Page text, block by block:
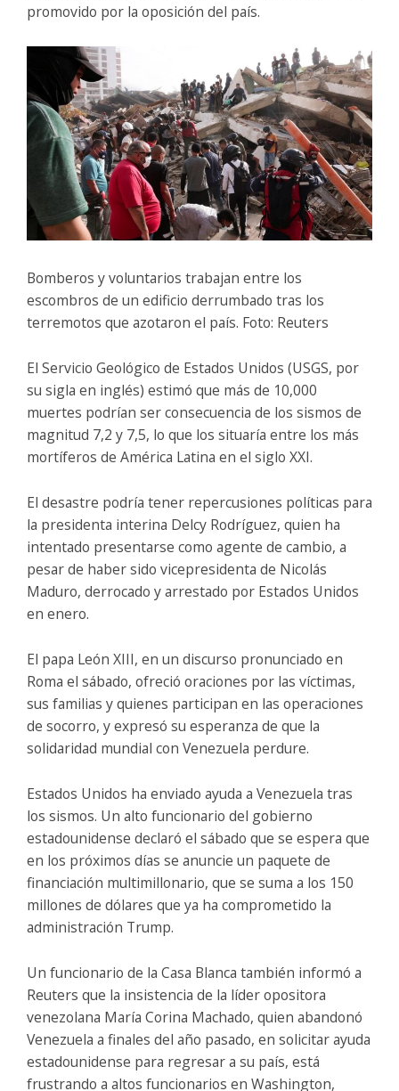
promovido por la oposición del país.
Bomberos y voluntarios trabajan entre los
escombros de un edificio derrumbado tras los
terremotos que azotaron el país. Foto: Reuters
El Servicio Geológico de Estados Unidos (USGS, por
su sigla en inglés) estimó que más de 10,000
muertes podrían ser consecuencia de los sismos de
magnitud 7,2 y 7,5, lo que los situaría entre los más
mortíferos de América Latina en el siglo XXI.
El desastre podría tener repercusiones políticas para
la presidenta interina Delcy Rodríguez, quien ha
intentado presentarse como agente de cambio, a
pesar de haber sido vicepresidenta de Nicolás
Maduro, derrocado y arrestado por Estados Unidos
en enero.
El papa León XIII, en un discurso pronunciado en
Roma el sábado, ofreció oraciones por las víctimas,
sus familias y quienes participan en las operaciones
de socorro, y expresó su esperanza de que la
solidaridad mundial con Venezuela perdure.
Estados Unidos ha enviado ayuda a Venezuela tras
los sismos. Un alto funcionario del gobierno
estadounidense declaró el sábado que se espera que
en los próximos días se anuncie un paquete de
financiación multimillonario, que se suma a los 150
millones de dólares que ya ha comprometido la
administración Trump.
Un funcionario de la Casa Blanca también informó a
Reuters que la insistencia de la líder opositora
venezolana María Corina Machado, quien abandonó
Venezuela a finales del año pasado, en solicitar ayuda
estadounidense para regresar a su país, está
frustrando a altos funcionarios en Washington,